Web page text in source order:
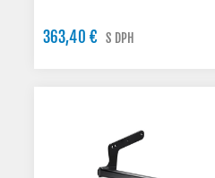
363,40 € S DPH